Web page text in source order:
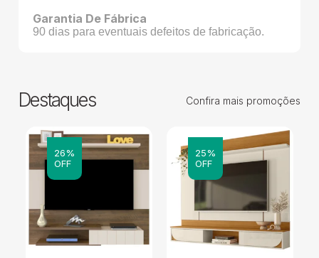
Garantia De Fábrica
90 dias para eventuais defeitos de fabricação.
Destaques Confira mais promoções
26%
OFF
25%
OFF